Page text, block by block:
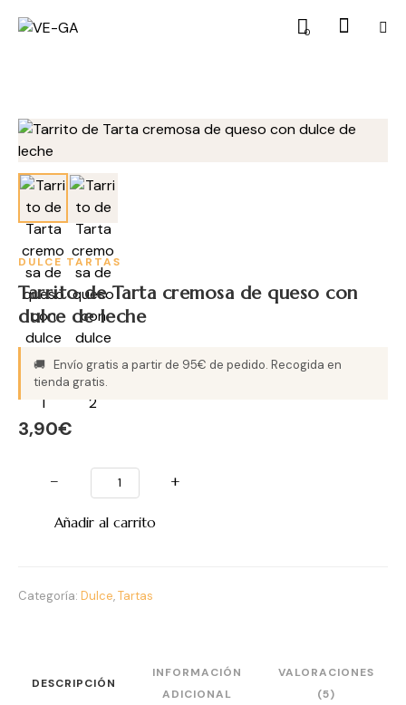
0
DULCE TARTAS
Tarrito de Tarta cremosa de queso con
dulce de leche
🚚 Envío gratis a partir de 95€ de pedido. Recogida en
tienda gratis.
3,90€
− +
Añadir al carrito
Categoría: Dulce,Tartas
DESCRIPCIÓN
INFORMACIÓN
ADICIONAL
VALORACIONES
(5)